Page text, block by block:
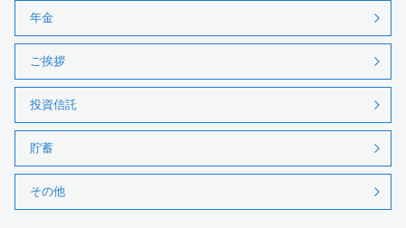
年金
ご挨拶
投資信託
貯蓄
その他